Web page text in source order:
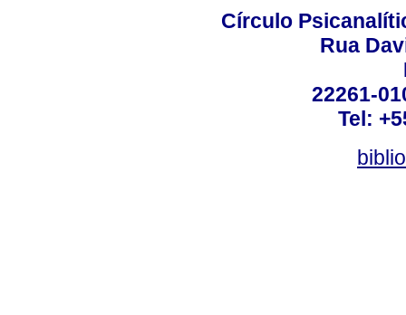
Círculo
Rua
22261-
Tel: